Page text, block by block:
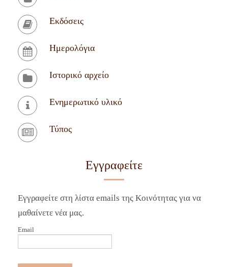
Εκδόσεις
Ημερολόγια
Ιστορικό αρχείο
Ενημερωτικό υλικό
Τύπος
Εγγραφείτε
Εγγραφείτε στη λίστα emails της Κοινότητας για να
μαθαίνετε νέα μας.
Email